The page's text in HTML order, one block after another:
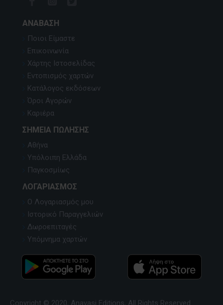
ΑΝΆΒΑΣΗ
Ποιοι Είμαστε
Επικοινωνία
Χάρτης Ιστοσελίδας
Εντοπισμός χαρτών
Κατάλογος εκδόσεων
Όροι Αγορών
Καριέρα
ΣΗΜΕΊΑ ΠΏΛΗΣΗΣ
Αθήνα
Υπόλοιπη Ελλάδα
Παγκοσμίως
ΛΟΓΑΡΙΑΣΜΌΣ
Ο Λογαριασμός μου
Ιστορικό Παραγγελιών
Δωροεπιταγές
Υπόμνημα χαρτών
Copyright © 2020, Anavasi Editions, All Rights Reserved.